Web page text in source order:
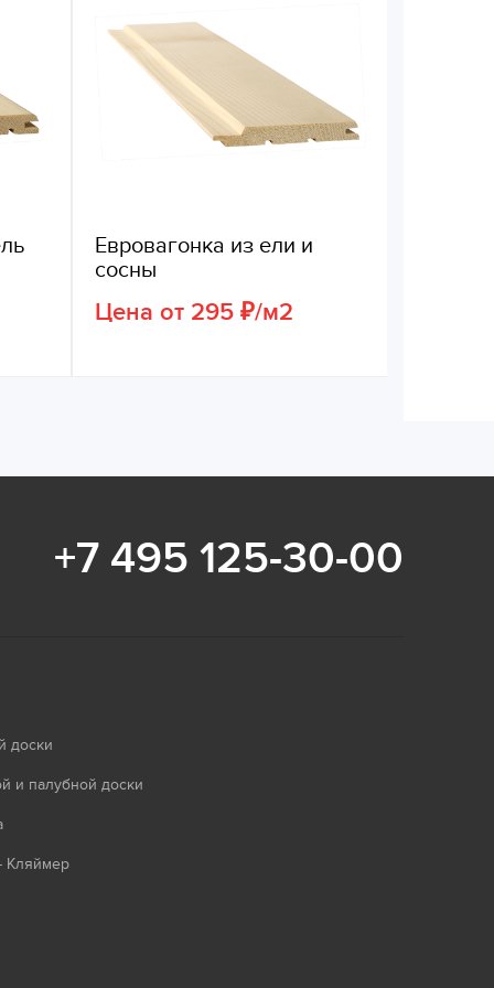
Евровагонка из ели и
сосны
Цена от 295 ₽/м2
+7 495 125-30-00
доски
и палубной доски
Кляймер